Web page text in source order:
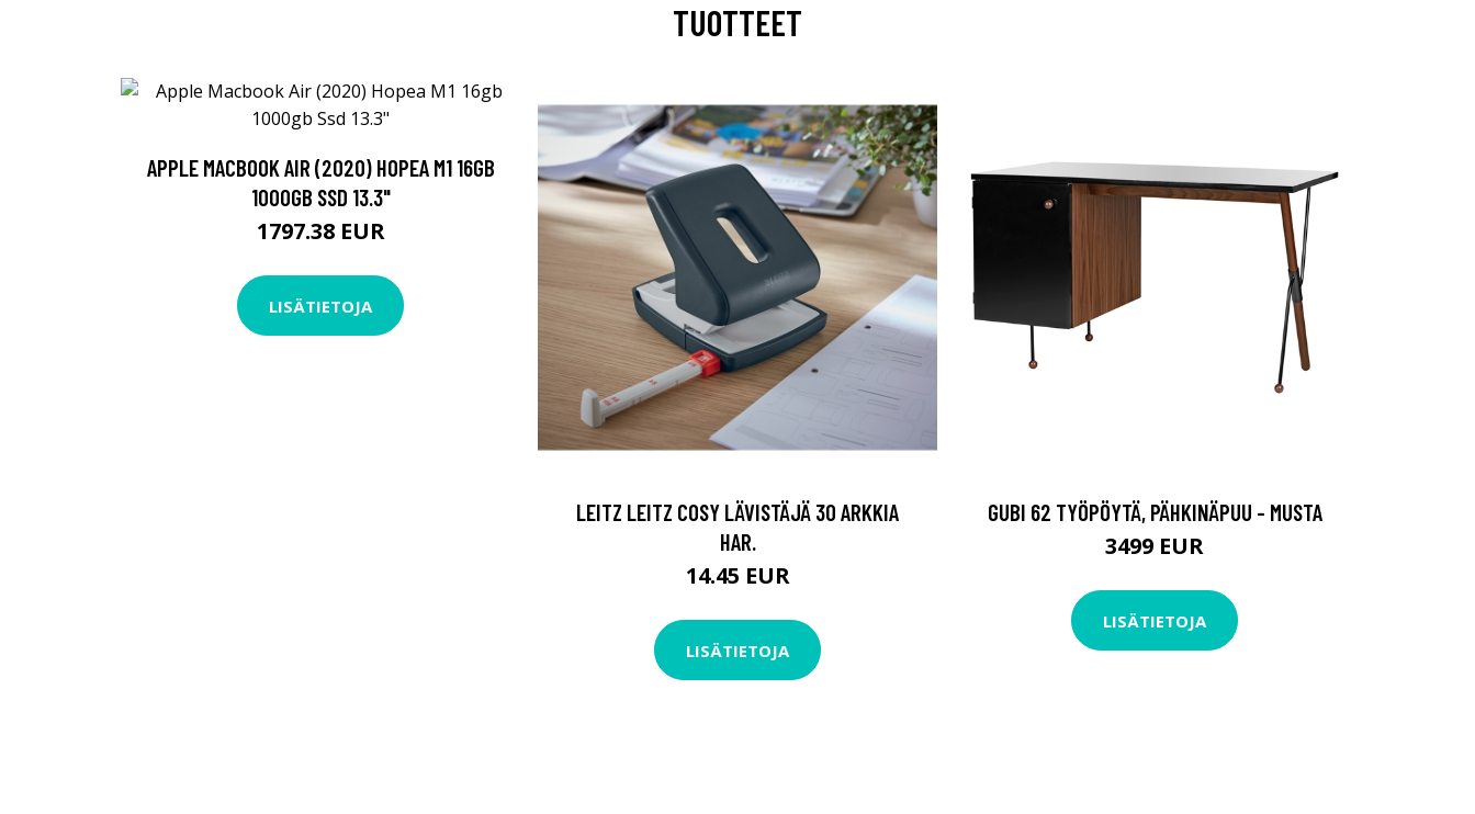
TUOTTEET
APPLE MACBOOK AIR (2020) HOPEA M1 16GB
1000GB SSD 13.3"
1797.38 EUR
LISÄTIETOJA
LEITZ LEITZ COSY LÄVISTÄJÄ 30 ARKKIA
HAR.
14.45 EUR
LISÄTIETOJA
GUBI 62 TYÖPÖYTÄ, PÄHKINÄPUU - MUSTA
3499 EUR
LISÄTIETOJA